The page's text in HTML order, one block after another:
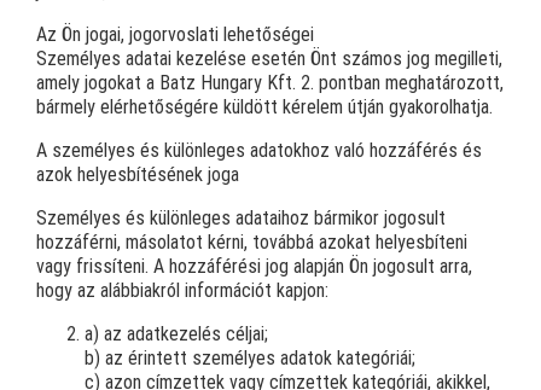
Az Ön jogai, jogorvoslati lehetőségei
Személyes adatai kezelése esetén Önt számos jog megilleti,
amely jogokat a Batz Hungary Kft. 2. pontban meghatározott,
bármely elérhetőségére küldött kérelem útján gyakorolhatja.
A személyes és különleges adatokhoz való hozzáférés és
azok helyesbítésének joga
Személyes és különleges adataihoz bármikor jogosult
hozzáférni, másolatot kérni, továbbá azokat helyesbíteni
vagy frissíteni. A hozzáférési jog alapján Ön jogosult arra,
hogy az alábbiakról információt kapjon:
a) az adatkezelés céljai;
b) az érintett személyes adatok kategóriái;
c) azon címzettek vagy címzettek kategóriái, akikkel,